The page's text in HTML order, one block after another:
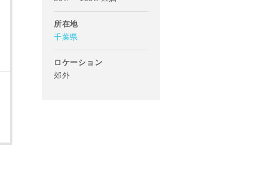
所在地
千葉県
ロケーション
郊外